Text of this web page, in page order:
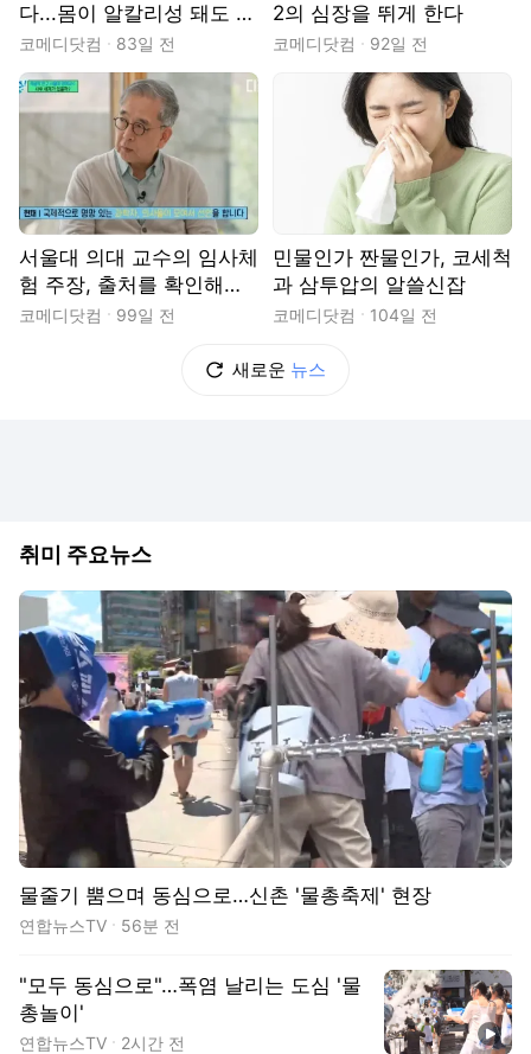
다...몸이 알칼리성 돼도 위
험
코메디닷컴 83일 전
2의 심장을 뛰게 한다
코메디닷컴 92일 전
서울대 의대 교수의 임사체
험 주장, 출처를 확인해보
니
코메디닷컴 99일 전
민물인가 짠물인가, 코세척
과 삼투압의 알쓸신잡
코메디닷컴 104일 전
새로운 뉴스
취미 주요뉴스
물줄기 뿜으며 동심으로…신촌 '물총축제' 현장
연합뉴스TV 56분 전
"모두 동심으로"…폭염 날리는 도심 '물
총놀이'
연합뉴스TV 2시간 전